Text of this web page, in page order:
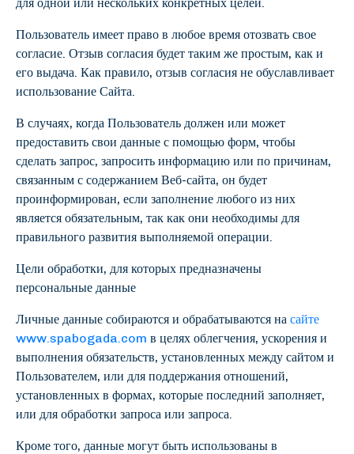
Пользователь имеет право в любое время отозвать свое
согласие. Отзыв согласия будет таким же простым, как и
его выдача. Как правило, отзыв согласия не обуславливает
использование Сайта.
В случаях, когда Пользователь должен или может
предоставить свои данные с помощью форм, чтобы
сделать запрос, запросить информацию или по причинам,
связанным с содержанием Веб-сайта, он будет
проинформирован, если заполнение любого из них
является обязательным, так как они необходимы для
правильного развития выполняемой операции.
Цели обработки, для которых предназначены
персональные данные
Личные данные собираются и обрабатываются на сайте
www.spabogada.com в целях облегчения, ускорения и
выполнения обязательств, установленных между сайтом и
Пользователем, или для поддержания отношений,
установленных в формах, которые последний заполняет,
или для обработки запроса или запроса.
Кроме того, данные могут быть использованы в